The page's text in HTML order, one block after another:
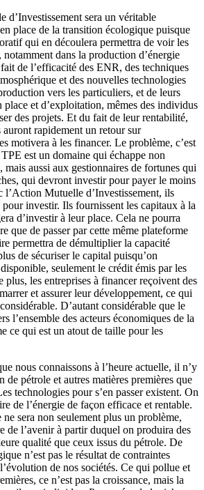
sera un véritable
place de la transition écologique puisque
qui en découlera permettra de voir les
dans la production d’énergie
de l’efficacité des ENR, des techniques
et des nouvelles technologies
vers les particuliers, et de leurs
place et d’exploitation, mêmes des individus
des projets. Et du fait de leur rentabilité,
rapidement un retour sur
motivera à les financer. Le problème, c’est
est un domaine qui échappe non
mais aussi aux gestionnaires de fortunes qui
qui devront investir pour payer le moins
l’Action Mutuelle d’Investissement, ils
investir. Ils fournissent les capitaux à la
d’investir à leur place. Cela ne pourra
que de passer par cette même plateforme
permettra de démultiplier la capacité
de sécuriser le capital puisqu’on
seulement le crédit émis par les
plus, les entreprises à financer reçoivent des
et assurer leur développement, ce qui
D’autant considérable que le
l’ensemble des acteurs économiques de la
ce qui est un atout de taille pour les
nous connaissons à l’heure actuelle, il n’y
de pétrole et autres matières premières que
technologies pour s’en passer existent. On
de l’énergie de façon efficace et rentable.
sera non seulement plus un problème,
de l’avenir à partir duquel on produira des
qualité que ceux issus du pétrole. De
n’est pas le résultat de contraintes
de nos sociétés. Ce qui pollue et
ce n’est pas la croissance, mais la